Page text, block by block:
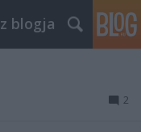
blogja
2